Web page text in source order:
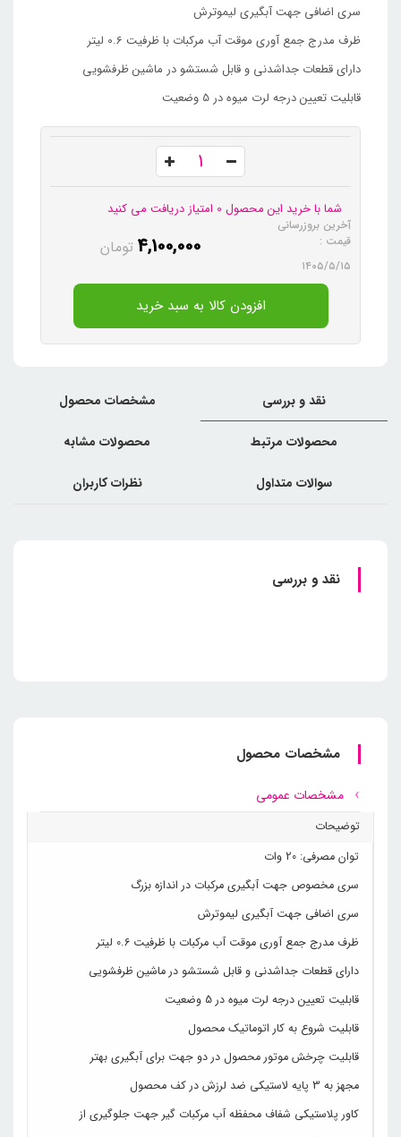
سری اضافی جهت آبگیری لیموترش
ظرف مدرج جمع آوری موقت آب مرکبات با ظرفیت 0.6 لیتر
دارای قطعات جداشدنی و قابل شستشو در ماشین ظرفشویی
قابلیت تعیین درجه لرت میوه در 5 وضعیت
شما با خرید این محصول 0 امتیاز دریافت می کنید
آخرین بروزرسانی
قیمت :
۱۴۰۵/۵/۱۵
4,100,000 تومان
افزودن کالا به سبد خرید
نقد و بررسی مشخصات محصول
محصولات مرتبط محصولات مشابه
سوالات متداول نظرات کاربران
نقد و بررسی
مشخصات محصول
مشخصات عمومی
توضیحات
توان مصرفی: 20 وات
سری مخصوص جهت آبگیری مرکبات در اندازه بزرگ
سری اضافی جهت آبگیری لیموترش
ظرف مدرج جمع آوری موقت آب مرکبات با ظرفیت 0.6 لیتر
دارای قطعات جداشدنی و قابل شستشو در ماشین ظرفشویی
قابلیت تعیین درجه لرت میوه در 5 وضعیت
قابلیت شروع به کار اتوماتیک محصول
قابلیت چرخش موتور محصول در دو جهت برای آبگیری بهتر
مجهز به 3 پایه لاستیکی ضد لرزش در کف محصول
کاور پلاستیکی شفاف محفظه آب مرکبات گیر جهت جلوگیری از